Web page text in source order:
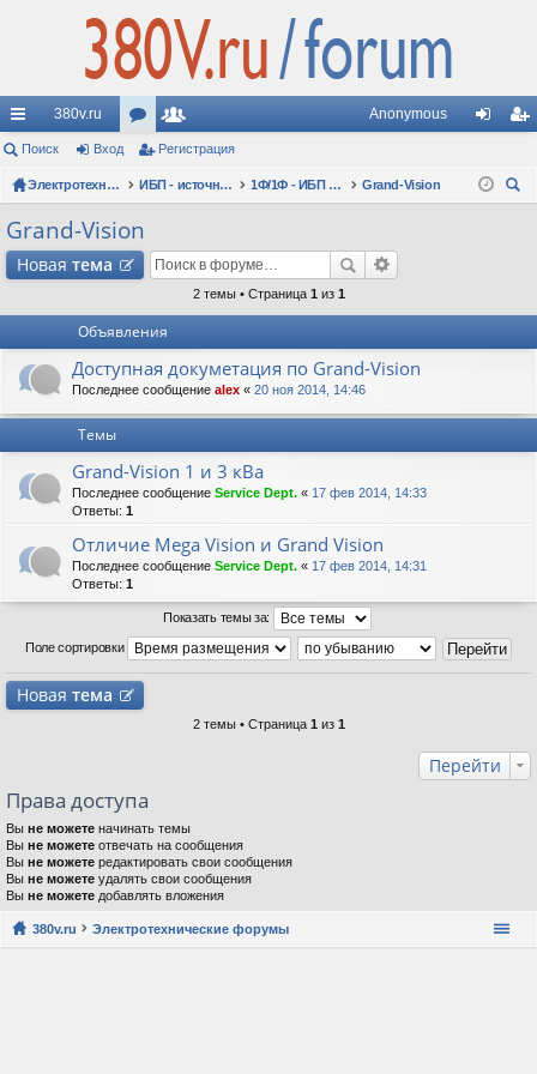
с
ы
лк
380v.ru
ор
ум
ол
ьз
ат
и
Anonymous
д ис
Поиск Вход Регистрация
Электротехнические форумы ИБП - источники бесперебойного питания 1Ф/1Ф - ИБП N-POWER - однофазные 1-10 кВА - вопросы по моделям
Grand-Vision
Grand-Vision
Новая тема
2 темы • Страница 1 из 1
Объявления
Доступная докуметация по Grand-Vision
Последнее сообщение alex « 20 ноя 2014, 14:46
Темы
Grand-Vision 1 и 3 кВа
Последнее сообщение Service Dept. « 17 фев 2014, 14:33
Ответы: 1
Отличие Mega Vision и Grand Vision
Последнее сообщение Service Dept. « 17 фев 2014, 14:31
Ответы: 1
Показать темы за:
Поле сортировки
Новая тема
2 темы • Страница 1 из 1
Перейти
Права доступа
Вы не можете начинать темы
Вы не можете отвечать на сообщения
Вы не можете редактировать свои сообщения
Вы не можете удалять свои сообщения
Вы не можете добавлять вложения
380v.ru Электротехнические форумы